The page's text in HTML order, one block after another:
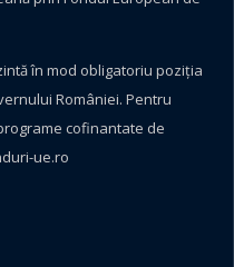
în mod obligatoriu poziţia
României. Pentru
cofinantate de
ue.ro